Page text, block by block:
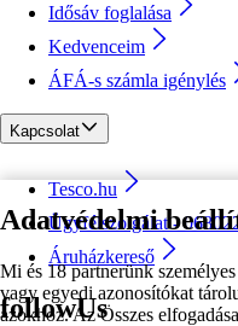
Adatvédelmi
Mi és 18 partnerünk
vagy egyedi azonosítókat
azokhoz. Az Összes
Idősáv foglalása
Kedvenceim
ÁFÁ-s számla igénylés
Kapcsolat
Tesco.hu
Ügyfélszolgálat -
Áruházkereső
followUs